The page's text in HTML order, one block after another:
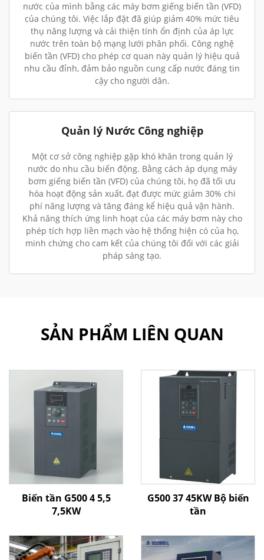
nước của mình bằng các máy bơm giếng biến tần (VFD)
của chúng tôi. Việc lắp đặt đã giúp giảm 40% mức tiêu
thụ năng lượng và cải thiện tính ổn định của áp lực
nước trên toàn bộ mạng lưới phân phối. Công nghệ
biến tần (VFD) cho phép cơ quan này quản lý hiệu quả
nhu cầu đỉnh, đảm bảo nguồn cung cấp nước đáng tin
cậy cho người dân.
Quản lý Nước Công nghiệp
Một cơ sở công nghiệp gặp khó khăn trong quản lý
nước do nhu cầu biến động. Bằng cách áp dụng máy
bơm giếng biến tần (VFD) của chúng tôi, họ đã tối ưu
hóa hoạt động sản xuất, đạt được mức giảm 30% chi
phí năng lượng và tăng đáng kể hiệu quả vận hành.
Khả năng thích ứng linh hoạt của các máy bơm này cho
phép tích hợp liền mạch vào hệ thống hiện có của họ,
minh chứng cho cam kết của chúng tôi đối với các giải
pháp sáng tạo.
SẢN PHẨM LIÊN QUAN
Biến tần G500 4 5,5
7,5KW
G500 37 45KW Bộ biến
tần